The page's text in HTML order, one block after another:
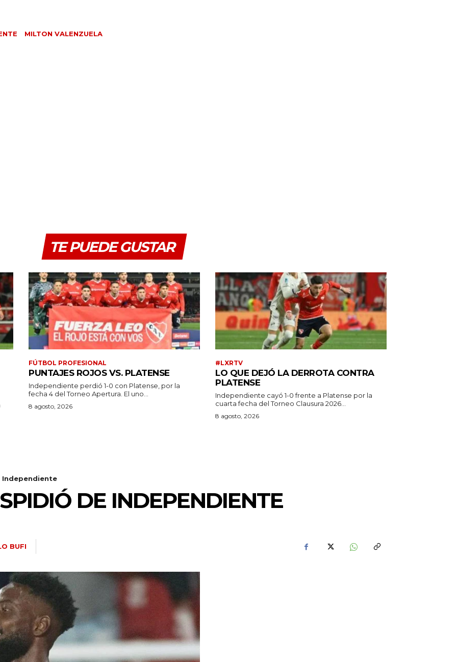
MILTON VALENZUELA
TE PUEDE GUSTAR
FÚTBOL PROFESIONAL
PUNTAJES ROJOS VS. PLATENSE
Independiente perdió 1-0 con Platense, por la
fecha 4 del Torneo Apertura. El uno...
8 agosto, 2026
#LXRTV
LO QUE DEJÓ LA DERROTA CONTRA
PLATENSE
Independiente cayó 1-0 frente a Platense por la
cuarta fecha del Torneo Clausura 2026...
8 agosto, 2026